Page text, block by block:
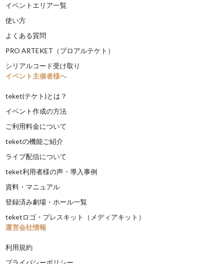
イベントエリア一覧
使い方
よくある質問
PRO ARTEKET（プロアルテケト）
シリアルコード受け取り
イベント主催者様へ
teket(テケト)とは？
イベント作成の方法
ご利用料金について
teketの機能ご紹介
ライブ配信について
teket利用者様の声・導入事例
資料・マニュアル
登録済み劇場・ホール一覧
teketロゴ・プレスキット（メディアキット）
運営会社情報
利用規約
プライバシーポリシー